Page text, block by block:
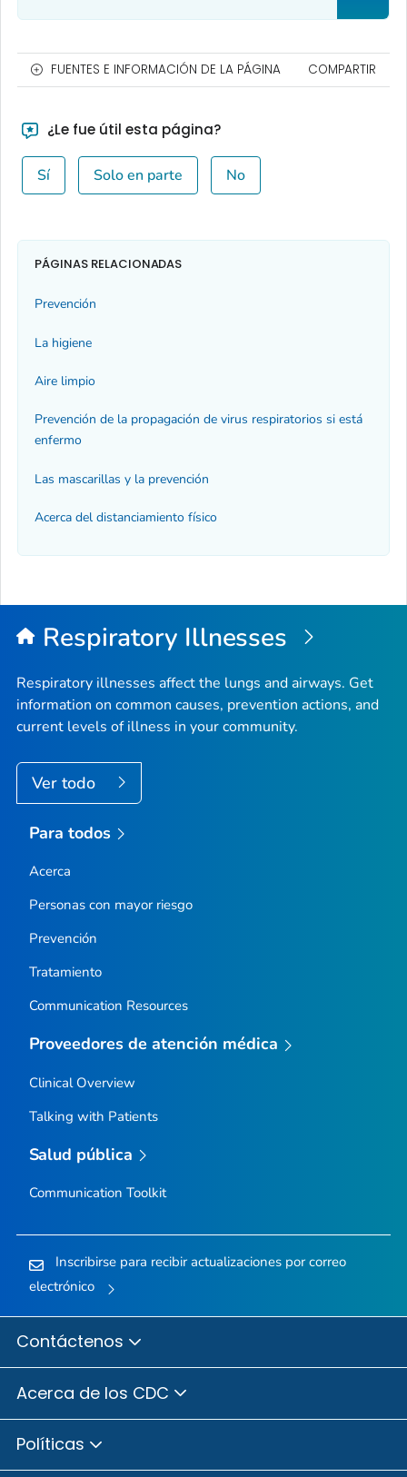
FUENTES E INFORMACIÓN DE LA PÁGINA COMPARTIR
¿Le fue útil esta página?
Sí Solo en parte No
PÁGINAS RELACIONADAS
Prevención
La higiene
Aire limpio
Prevención de la propagación de virus respiratorios si está
enfermo
Las mascarillas y la prevención
Acerca del distanciamiento físico
Respiratory Illnesses
Respiratory illnesses affect the lungs and airways. Get
information on common causes, prevention actions, and
current levels of illness in your community.
Ver todo
Para todos
Acerca
Personas con mayor riesgo
Prevención
Tratamiento
Communication Resources
Proveedores de atención médica
Clinical Overview
Talking with Patients
Salud pública
Communication Toolkit
Inscribirse para recibir actualizaciones por correo
electrónico
Contáctenos
Acerca de los CDC
Políticas